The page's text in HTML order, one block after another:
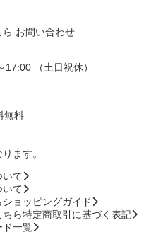
お問い合わせ
（土日祝休）
無料
ます。
いて
いて
ショッピングガイド
特定商取引に基づく表記
ド一覧